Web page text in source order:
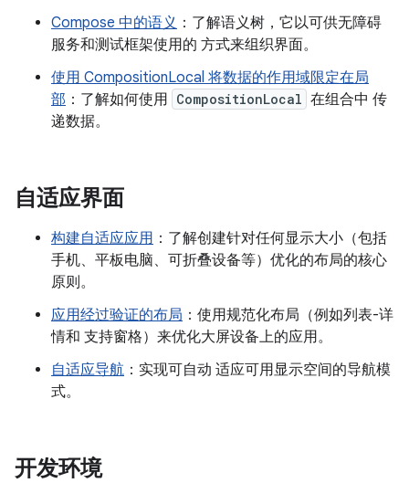
Compose 中的语义 ：了解语义树，它以可供无障碍
服务和测试框架使用的 方式来组织界面。
使用 CompositionLocal 将数据的作用域限定在局
部 ：了解如何使用 CompositionLocal 在组合中 传
递数据。
自适应界面
构建自适应应用 ：了解创建针对任何显示大小（包括
手机、平板电脑、可折叠设备等）优化的布局的核心
原则。
应用经过验证的布局 ：使用规范化布局（例如列表-详
情和 支持窗格）来优化大屏设备上的应用。
自适应导航 ：实现可自动 适应可用显示空间的导航模
式。
开发环境